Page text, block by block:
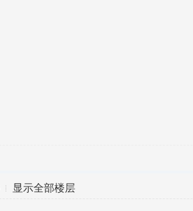
显示全部楼层